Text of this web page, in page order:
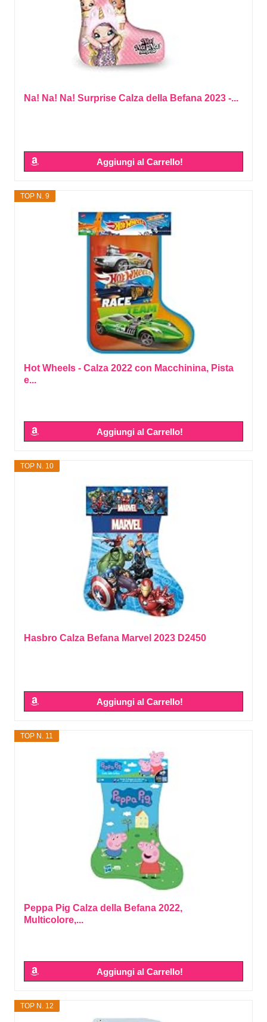
Na! Na! Na! Surprise Calza della Befana 2023 -...
Aggiungi al Carrello!
TOP N. 9
Hot Wheels - Calza 2022 con Macchinina, Pista
e...
Aggiungi al Carrello!
TOP N. 10
Hasbro Calza Befana Marvel 2023 D2450
Aggiungi al Carrello!
TOP N. 11
Peppa Pig Calza della Befana 2022,
Multicolore,...
Aggiungi al Carrello!
TOP N. 12